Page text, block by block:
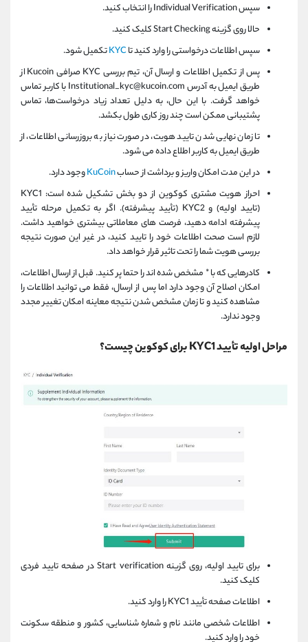
سپس Individual Verification را انتخاب کنید.
حالا روی گزینه Start Checking کلیک کنید.
سپس اطلاعات درخواستی را وارد کنید تاKYCتکمیل شود.
پس از تکمیل اطلاعات و ارسال آن، تیم بررسی KYC صرافی Kucoin از
طریق ایمیل به آدرس Institutional_kyc@kucoin.com با کاربر تماس
خواهد گرفت. با این حال، به دلیل تعداد زیاد درخواست‌ها، تماس
پشتیبانی ممکن است چند روز کاری طول بکشد.
تا زمان نهایی شدن تایید هویت، در صورت نیاز به بروزرسانی اطلاعات، از
طریق ایمیل به کاربر اطلاع داده می شود.
در این مدت امکان واریز و برداشت از حسابKuCoinوجود دارد.
احراز هویت مشتری کوکوین از دو بخش تشکیل شده است: KYC1
(تایید اولیه) و KYC2 (تأیید پیشرفته). اگر به تکمیل مرحله تأیید
پیشرفته ادامه دهید، فرصت های معاملاتی بیشتری خواهید داشت.
لازم است صحت اطلاعات خود را تایید کنید، در غیر این صورت نتیجه
بررسی هویت شما را تحت تاثیر قرار خواهد داد.
کادرهایی که با * مشخص شده اند را حتما پر کنید. قبل از ارسال اطلاعات،
امکان اصلاح آن وجود دارد اما پس از ارسال، فقط می توانید اطلاعات را
مشاهده کنید و تا زمان مشخص شدن نتیجه معاینه امکان تغییر مجدد
وجود ندارد.
مراحل اولیه تأیید KYC1 برای کوکوین چیست؟
برای تایید اولیه، روی گزینه Start verification در صفحه تایید فردی
کلیک کنید.
اطلاعات صفحه تأیید KYC1 را وارد کنید.
اطلاعات شخصی مانند نام و شماره شناسایی، کشور و منطقه سکونت
خود را وارد کنید.